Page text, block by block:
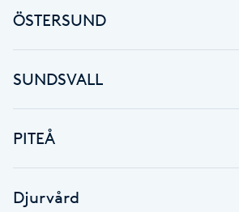
Fet hårbotten
Fibromassage
ÖSTERSUND
SUNDSVALL
PITEÅ
Djurvård